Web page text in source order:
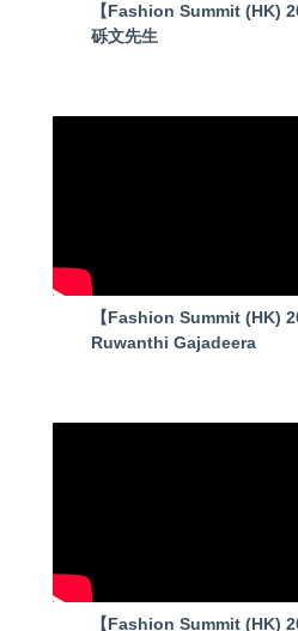
【Fashion Summit (HK)
砾文先生
【Fashion Summit (HK)
Ruwanthi Gajadeera
【Fashion Summit (HK)